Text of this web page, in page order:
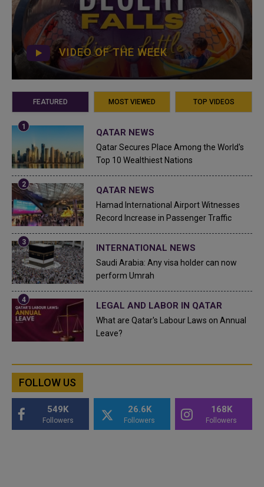
VIDEO OF THE WEEK
FEATURED MOST VIEWED TOP VIDEOS
QATAR NEWS
Qatar Secures Place Among the World's
Top 10 Wealthiest Nations
QATAR NEWS
Hamad International Airport Witnesses
Record Increase in Passenger Traffic
INTERNATIONAL NEWS
Saudi Arabia: Any visa holder can now
perform Umrah
LEGAL AND LABOR IN QATAR
What are Qatar's Labour Laws on Annual
Leave?
FOLLOW US
549K
Followers
26.6K
Followers
168K
Followers